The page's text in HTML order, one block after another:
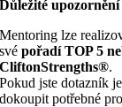
Důležité upozornění
Mentoring lze
svépořadí TOP 5
CliftonStrengths®.
Pokud jste dotazník
dokoupit potřebné